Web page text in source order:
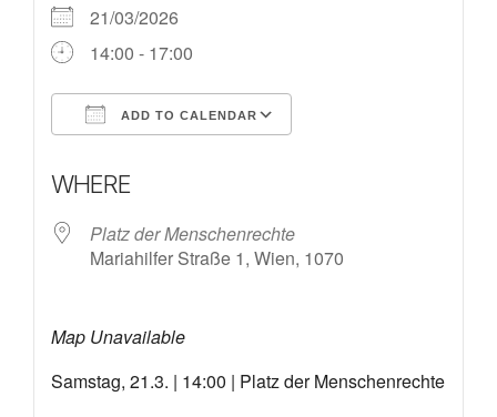
21/03/2026
14:00 - 17:00
ADD TO CALENDAR
WHERE
Platz der Menschenrechte
Mariahilfer Straße 1, Wien, 1070
Map Unavailable
Samstag, 21.3. | 14:00 | Platz der Menschenrechte